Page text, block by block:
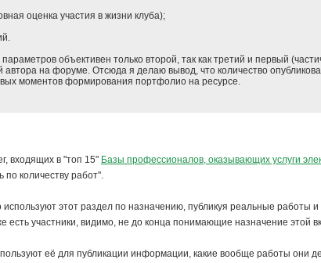
оценка участия в жизни клуба);
объективен только второй, так как третий и первый
автора на форуме. Отсюда я делаю вывод, что количество
моментов формирования портфолио на ресурсе.
входящих в "топ 15" Базы профессионалов, оказывающих услуги
по количеству работ".
этот раздел по назначению, публикуя реальные работы и
есть участники, видимо, не до конца понимающие назначение этой
её для публикации информации, какие вообще работы они